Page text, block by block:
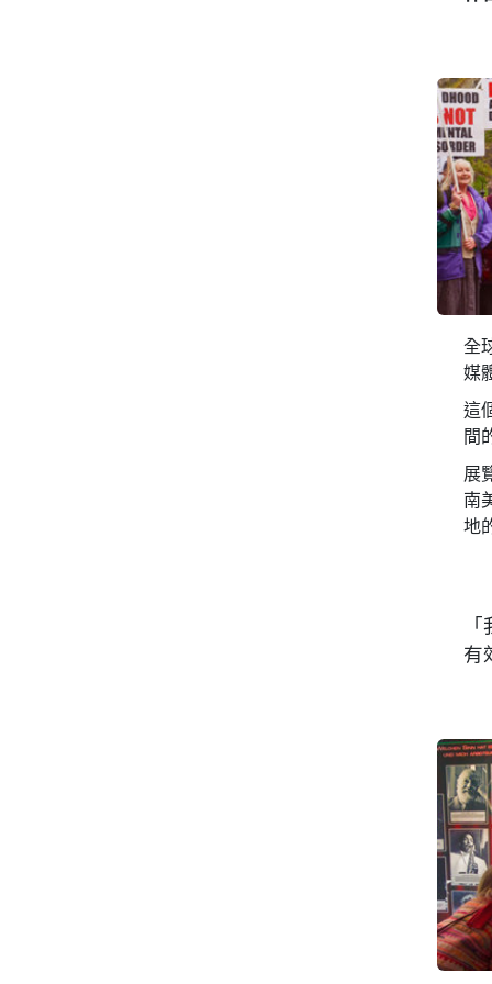
全
媒
這
間
展
南
地
有